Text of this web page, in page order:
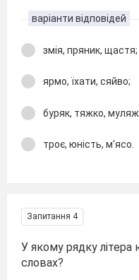
варіанти відповідей
змія, пряник, щастя;
ярмо, їхати, сяйво;
буряк, тяжко,
троє, юність, м'ясо.
Запитання 4
У якому рядку літера
словах?